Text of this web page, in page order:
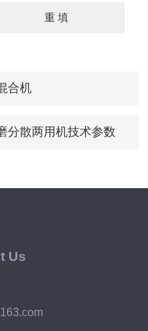
合机
分散两用机技术参数
Us